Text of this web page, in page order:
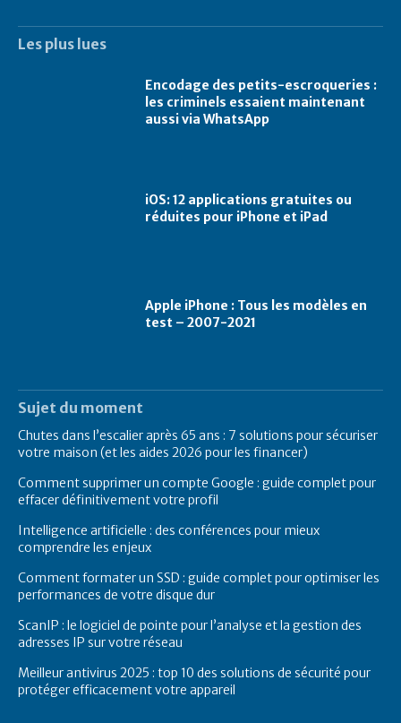
Les plus lues
Encodage des petits-escroqueries :
les criminels essaient maintenant
aussi via WhatsApp
iOS: 12 applications gratuites ou
réduites pour iPhone et iPad
Apple iPhone : Tous les modèles en
test – 2007-2021
Sujet du moment
Chutes dans l’escalier après 65 ans : 7 solutions pour sécuriser
votre maison (et les aides 2026 pour les financer)
Comment supprimer un compte Google : guide complet pour
effacer définitivement votre profil
Intelligence artificielle : des conférences pour mieux
comprendre les enjeux
Comment formater un SSD : guide complet pour optimiser les
performances de votre disque dur
ScanIP : le logiciel de pointe pour l’analyse et la gestion des
adresses IP sur votre réseau
Meilleur antivirus 2025 : top 10 des solutions de sécurité pour
protéger efficacement votre appareil